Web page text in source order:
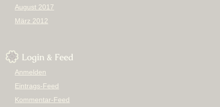
August 2017
März 2012
Login & Feed
Anmelden
Eintrags-Feed
Kommentar-Feed